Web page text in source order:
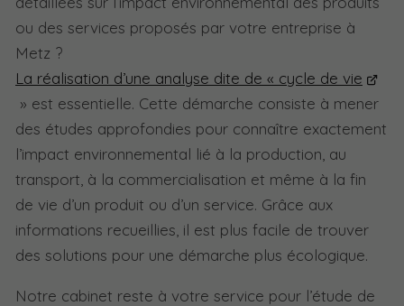
ou des services proposés par votre entreprise à
Metz ?
La réalisation d’une analyse dite de « cycle de vie
» est essentielle. Cette démarche consiste à mener
des études approfondies pour connaître exactement
l’impact environnemental lié à la production, au
transport, à la commercialisation et même à la fin
de vie d’un produit ou d’un service. Grâce aux
informations recueillies, il est plus facile de trouver
des solutions pour une démarche plus écologique.
Notre cabinet reste à votre service pour l’étude de